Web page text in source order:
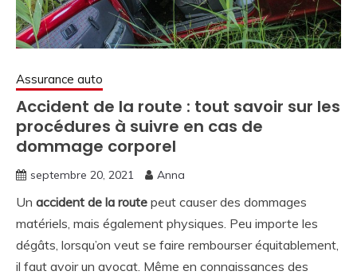
Assurance auto
Accident de la route : tout savoir sur les
procédures à suivre en cas de
dommage corporel
septembre 20, 2021 Anna
Un accident de la route peut causer des dommages
matériels, mais également physiques. Peu importe les
dégâts, lorsqu’on veut se faire rembourser équitablement,
il faut avoir un avocat. Même en connaissances des